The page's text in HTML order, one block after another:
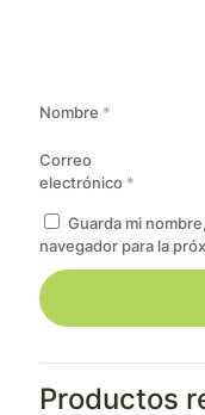
Nombre *
Correo
electrónico *
Guarda mi
navegador para la
Productos